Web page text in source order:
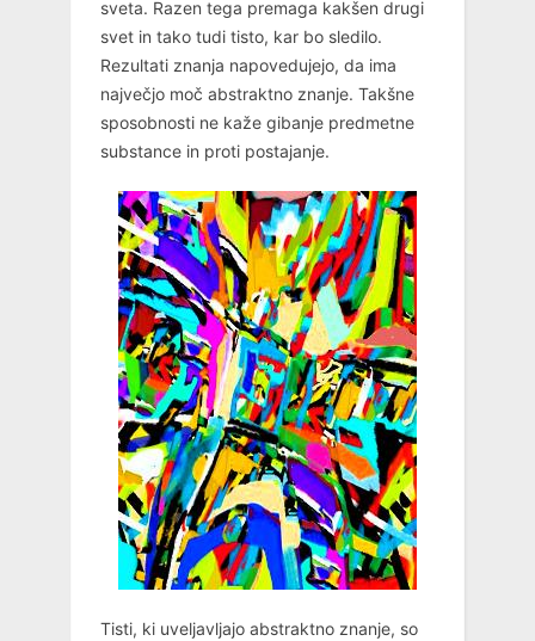
sveta. Razen tega premaga kakšen drugi
svet in tako tudi tisto, kar bo sledilo.
Rezultati znanja napovedujejo, da ima
največjo moč abstraktno znanje. Takšne
sposobnosti ne kaže gibanje predmetne
substance in proti postajanje.
Tisti, ki uveljavljajo abstraktno znanje, so